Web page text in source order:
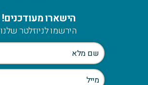
הישארו מעודכנים!
הירשמו לניוזלטר שלנו